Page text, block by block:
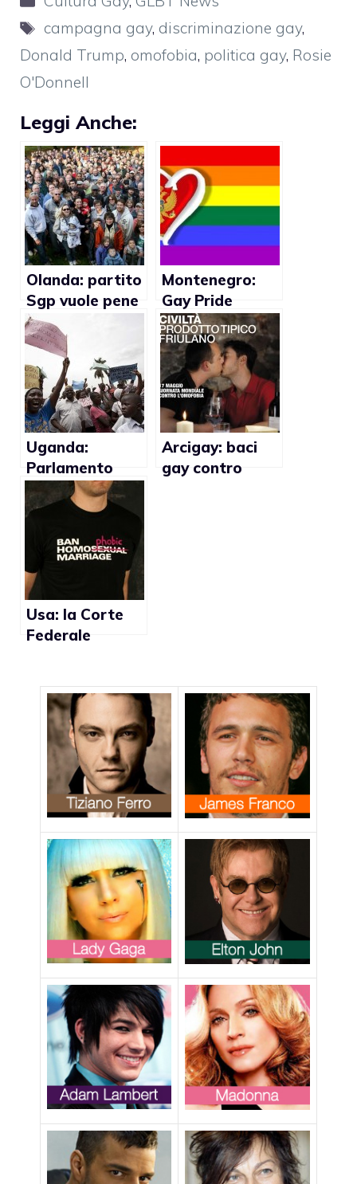
Tag
campagna gay, discriminazione gay,
Donald Trump, omofobia, politica gay, Rosie
O'Donnell
Leggi Anche:
Olanda: partito
Sgp vuole pene
per i gay
Montenegro:
Gay Pride
annullato
Uganda:
Parlamento
propone pena
di morte per i
Arcigay: baci
gay contro
Usa: la Corte
Federale
d’indossare
magliette anti-
gay